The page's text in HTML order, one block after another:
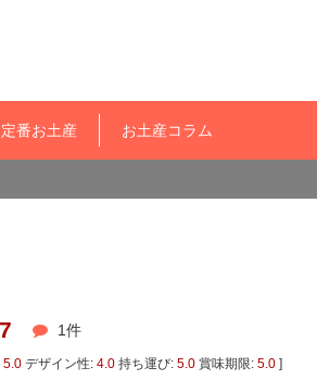
定番お土産 お土産コラム
1件
5.0デザイン性: 4.0持ち運び: 5.0賞味期限: 5.0]